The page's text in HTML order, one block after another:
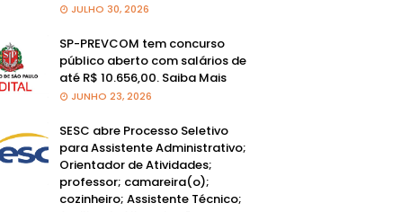
JULHO 30, 2026
SP-PREVCOM tem concurso
público aberto com salários de
até R$ 10.656,00. Saiba Mais
JUNHO 23, 2026
SESC abre Processo Seletivo
para Assistente Administrativo;
Orientador de Atividades;
professor; camareira(o);
cozinheiro; Assistente Técnico;